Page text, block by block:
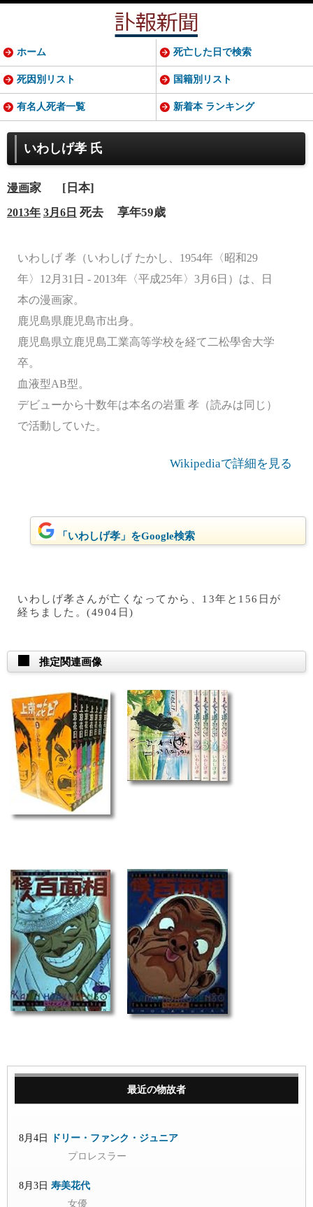
いわしげ孝 氏
漫画家 [日本]
2013年 3月6日 死去 享年59歳
いわしげ 孝（いわしげ たかし、1954年〈昭和29
年〉12月31日 - 2013年〈平成25年〉3月6日）は、日
本の漫画家。
鹿児島県鹿児島市出身。
鹿児島県立鹿児島工業高等学校を経て二松學舍大学
卒。
血液型AB型。
デビューから十数年は本名の岩重 孝（読みは同じ）
で活動していた。
Wikipediaで詳細を見る
「いわしげ孝」をGoogle検索
いわしげ孝さんが亡くなってから、13年と156日が
経ちました。(4904日)
推定関連画像
ホーム 死亡した日で検索
死因別リスト 国籍別リスト
有名人死者一覧 新着本 ランキング
最近の物故者
8月4日
ドリー・ファンク・ジュニア
プロレスラー
8月3日 寿美花代
女優